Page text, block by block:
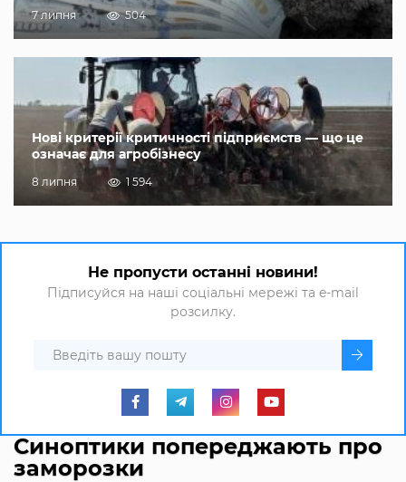
7 липня 504
Нові критерії критичності підприємств — що це
означає для агробізнесу
8 липня 1 594
Не пропусти останні новини!
Підписуйся на наші соціальні мережі та e-mail
розсилку.
Синоптики попереджають про
заморозки